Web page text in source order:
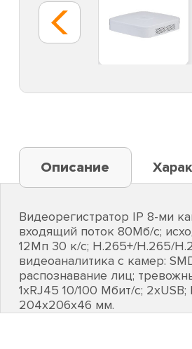
Описание
Видеорегистратор IP 8-ми
входящий поток 80Мб/с;
12Мп 30 к/с; H.265+/H.265/
видеоаналитика с камер:
распознавание лиц;
1хRJ45 10/100 Мбит/с; 2хUSB;
204х206х46 мм.